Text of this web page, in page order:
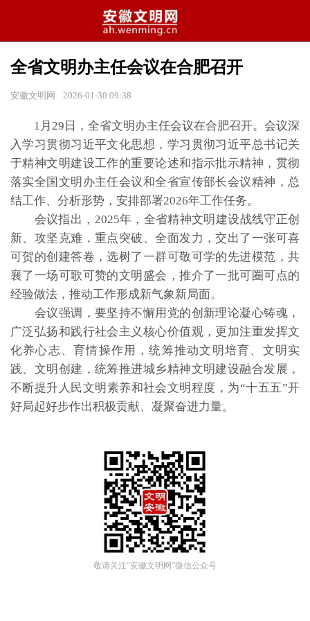
全省文明办主任会议在合肥召开
安徽文明网 2026-01-30 09:38
1月29日，全省文明办主任会议在合肥召开。会议深
入学习贯彻习近平文化思想，学习贯彻习近平总书记关
于精神文明建设工作的重要论述和指示批示精神，贯彻
落实全国文明办主任会议和全省宣传部长会议精神，总
结工作、分析形势，安排部署2026年工作任务。
会议指出，2025年，全省精神文明建设战线守正创
新、攻坚克难，重点突破、全面发力，交出了一张可喜
可贺的创建答卷，选树了一群可敬可学的先进模范，共
襄了一场可歌可赞的文明盛会，推介了一批可圈可点的
经验做法，推动工作形成新气象新局面。
会议强调，要坚持不懈用党的创新理论凝心铸魂，
广泛弘扬和践行社会主义核心价值观，更加注重发挥文
化养心志、育情操作用，统筹推动文明培育、文明实
践、文明创建，统筹推进城乡精神文明建设融合发展，
不断提升人民文明素养和社会文明程度，为“十五五”开
好局起好步作出积极贡献、凝聚奋进力量。
敬请关注“安徽文明网”微信公众号